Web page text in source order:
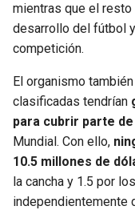
mientras que el resto
desarrollo del fútbol
competición.
El organismo
clasificadas tendrían
para cubrir parte
Mundial. Con ello,
10.5 millones de
la cancha y 1.5 por
independientemente